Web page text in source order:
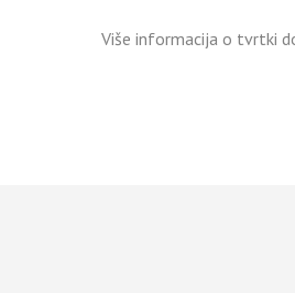
Više informacija o tvrtki